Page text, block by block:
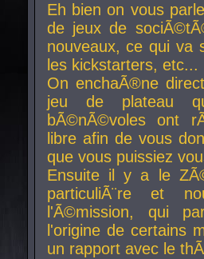
Eh bien on vous
de jeux de
nouveaux, ce qui va
les kickstarters, etc...
On enchaÃ®ne
jeu de plateau
bÃ©nÃ©voles ont
libre afin de vous
que vous puissiez
Ensuite il y a le
particuliÃ¨re et
l'Ã©mission, qui
l'origine de certains
un rapport avec le